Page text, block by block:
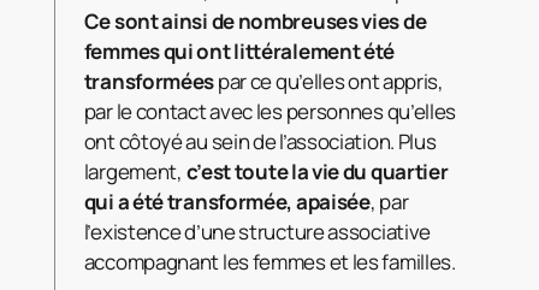
Ce sont ainsi de nombreuses vies de
femmes qui ont littéralement été
transforméespar ce qu’elles ont appris,
par le contact avec les personnes qu’elles
ont côtoyé au sein de l’association. Plus
largement, c’est toute la vie du quartier
qui a été transformée, apaisée, par
l’existence d’une structure associative
accompagnant les femmes et les familles.